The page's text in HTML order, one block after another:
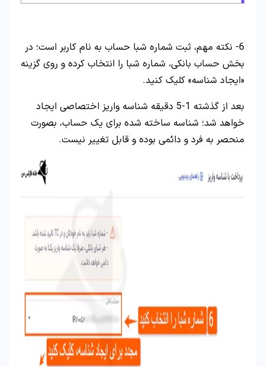
6- نکته مهم، ثبت شماره شبا حساب به نام کاربر است؛ در
بخش حساب بانکی، شماره شبا را انتخاب کرده و روی گزینه
«ایجاد شناسه» کلیک کنید.
بعد از گذشته 1-5 دقیقه شناسه واریز اختصاصی ایجاد
خواهد شد؛ شناسه ساخته شده برای یک حساب، بصورت
منحصر به فرد و دائمی بوده و قابل تغییر نیست.